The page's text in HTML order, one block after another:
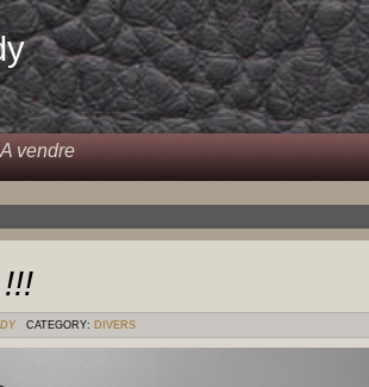
A vendre
CATEGORY: DIVERS